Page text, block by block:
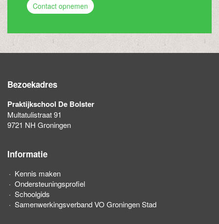
Contact opnemen
Bezoekadres
Praktijkschool De Bolster
Multatulistraat 91
9721 NH Groningen
Informatie
Kennis maken
Ondersteuningsprofiel
Schoolgids
Samenwerkingsverband VO Groningen Stad